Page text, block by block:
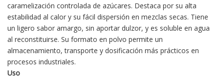
caramelización controlada de azúcares. Destaca por su alta
estabilidad al calor y su fácil dispersión en mezclas secas. Tiene
un ligero sabor amargo, sin aportar dulzor, y es soluble en agua
al reconstituirse. Su formato en polvo permite un
almacenamiento, transporte y dosificación más prácticos en
procesos industriales.
Uso